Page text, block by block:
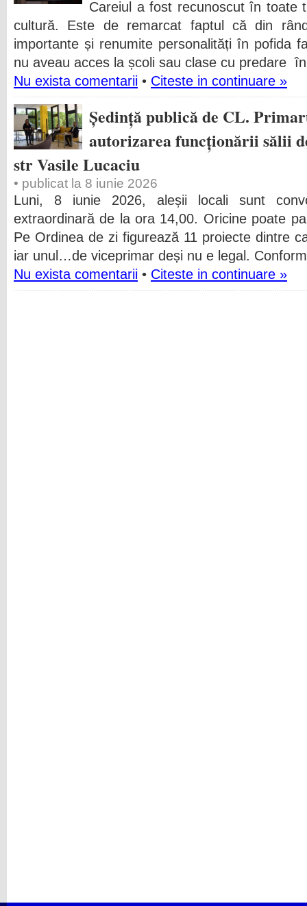
Careiul a fost recunoscut în toate
cultură. Este de remarcat faptul că din
importante și renumite personalități în pofida
nu aveau acces la școli sau clase cu predare
Nu exista comentarii • Citeste in continuare »
Ședință publică de CL.
autorizarea funcționării sălii
str Vasile Lucaciu
• publicat la 8 iunie 2026
Luni, 8 iunie 2026, aleșii locali sunt
extraordinară de la ora 14,00. Oricine poate
Pe Ordinea de zi figurează 11 proiecte dintre
iar unul…de viceprimar deși nu e legal.
Nu exista comentarii • Citeste in continuare »